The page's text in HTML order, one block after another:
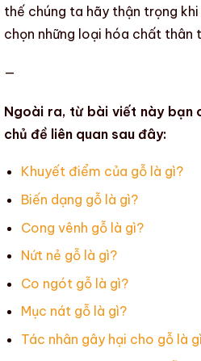
thế chúng ta hãy thận trọng
chọn những loại hóa chất thân
—
Ngoài ra, từ bài viết này bạn
chủ đề liên quan sau đây:
Khuyết điểm của gỗ là gì?
Biến dạng gỗ là gì?
Cong vênh gỗ là gì?
Nứt nẻ gỗ là gì?
Co ngót gỗ là gì?
Mục nát gỗ là gì?
Tác nhân gây hại cho gỗ là